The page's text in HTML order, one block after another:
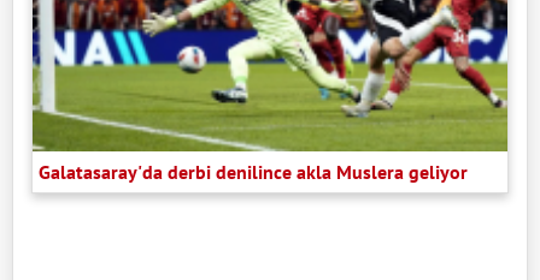
Galatasaray'da derbi denilince akla Muslera geliyor